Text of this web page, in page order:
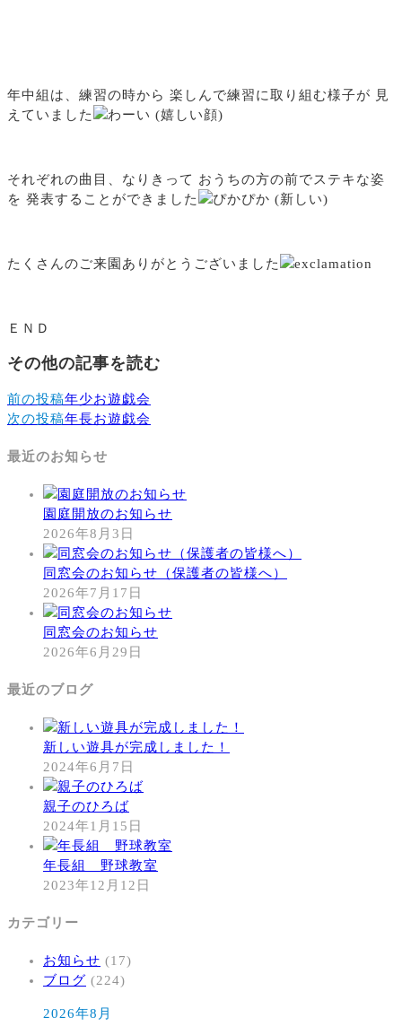
年中組は、練習の時から 楽しんで練習に取り組む様子が 見
えていました
それぞれの曲目、なりきって おうちの方の前でステキな姿
を 発表することができました
たくさんのご来園ありがとうございました
ＥＮＤ
その他の記事を読む
前の投稿年少お遊戯会
次の投稿年長お遊戯会
最近のお知らせ
園庭開放のお知らせ
2026年8月3日
同窓会のお知らせ（保護者の皆様へ）
2026年7月17日
同窓会のお知らせ
2026年6月29日
最近のブログ
新しい遊具が完成しました！
2024年6月7日
親子のひろば
2024年1月15日
年長組 野球教室
2023年12月12日
カテゴリー
お知らせ (17)
ブログ (224)
2026年8月